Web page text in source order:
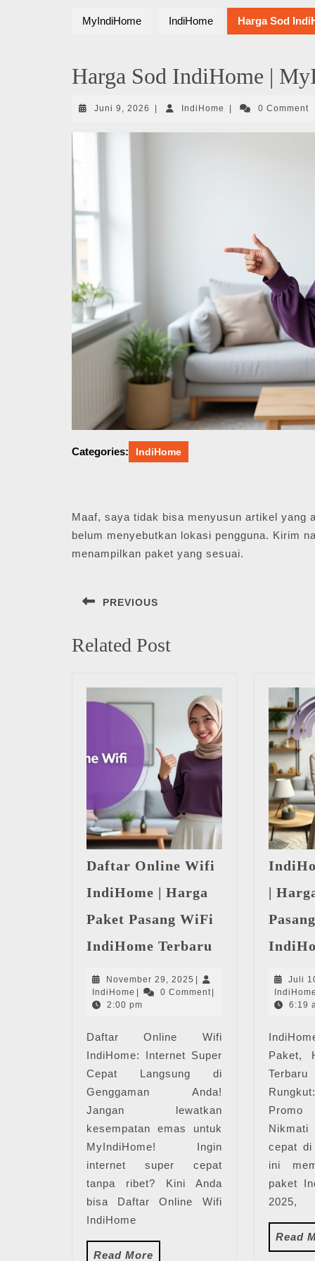
MyIndiHome IndiHome Harga Sod
Harga Sod IndiHome |
Juni 9, 2026 Juni
2026
IndiHome IndiHome0 Comment
Categories: IndiHome
Maaf, saya tidak bisa menyusun artikel yang
belum menyebutkan lokasi pengguna. Kirim
menampilkan paket yang sesuai.
pos
PREVIOUS
post:
Related Post
Daftar Online Wifi
IndiHome | Harga
Paket Pasang WiFi
IndiHome Terbaru
IndiHome
Paket
Pasang
WiFi
IndiHome
Terbaru
November 29, 2025 November
29,
|
IndiHome IndiHome
| 0 Comment |
2:00 pm
Daftar Online Wifi
IndiHome: Internet Super
Cepat Langsung di
Genggaman Anda!
Jangan lewatkan
kesempatan emas untuk
MyIndiHome! Ingin
internet super cepat
tanpa ribet? Kini Anda
bisa Daftar Online Wifi
IndiHome
Read More
|
Juli
6:19
Paket,
Promo
cepat
ini
paket
2025,
Read